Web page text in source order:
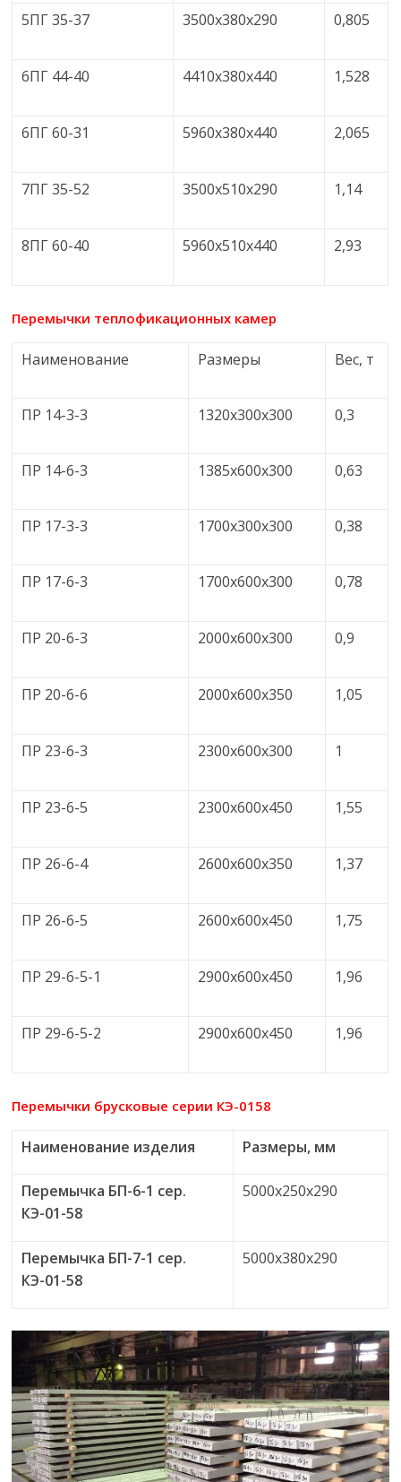
5ПГ 35-37 3500х380х290 0,805
6ПГ 44-40 4410х380х440 1,528
6ПГ 60-31 5960х380х440 2,065
7ПГ 35-52 3500х510х290 1,14
8ПГ 60-40 5960х510х440 2,93
Перемычки теплофикационных камер
Наименование Размеры Вес, т
ПР 14-3-3 1320х300х300 0,3
ПР 14-6-3 1385х600х300 0,63
ПР 17-3-3 1700х300х300 0,38
ПР 17-6-3 1700х600х300 0,78
ПР 20-6-3 2000х600х300 0,9
ПР 20-6-6 2000х600х350 1,05
ПР 23-6-3 2300х600х300 1
ПР 23-6-5 2300х600х450 1,55
ПР 26-6-4 2600х600х350 1,37
ПР 26-6-5 2600х600х450 1,75
ПР 29-6-5-1 2900х600х450 1,96
ПР 29-6-5-2 2900х600х450 1,96
Перемычки брусковые серии КЭ-0158
Наименование изделия Размеры, мм
Перемычка БП-6-1 сер.
КЭ-01-58
5000х250х290
Перемычка БП-7-1 сер.
КЭ-01-58
5000х380х290